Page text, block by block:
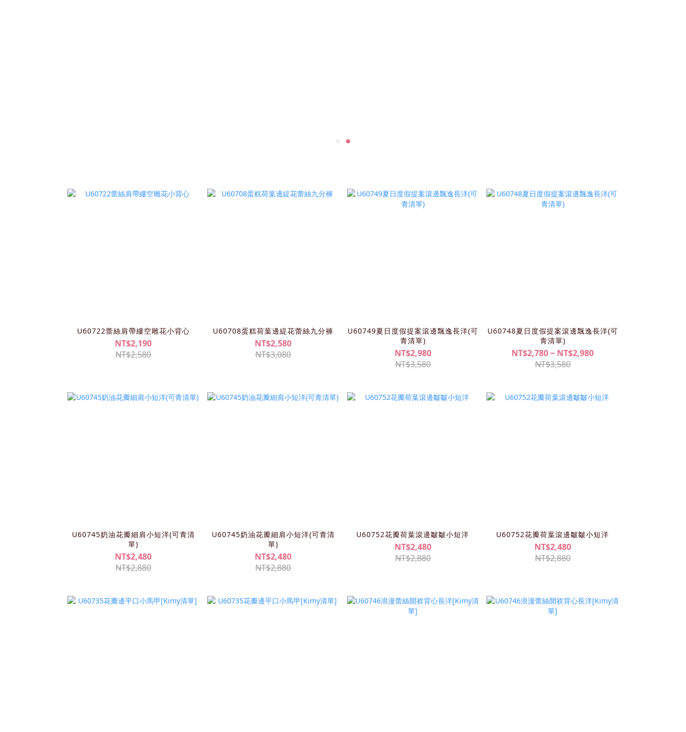
U60722蕾絲肩帶縷空雕花小背心
NT$2,190
NT$2,580
U60708蛋糕荷葉邊緹花蕾絲九分褲
NT$2,580
NT$3,080
U60749夏日度假提案滾邊飄逸長洋(可
青清單)
NT$2,980
NT$3,580
U60748夏日度假提案滾邊飄逸長洋(可
青清單)
NT$2,780 ~ NT$2,980
NT$3,580
U60745奶油花瓣細肩小短洋(可青清
單)
NT$2,480
NT$2,880
U60745奶油花瓣細肩小短洋(可青清
單)
NT$2,480
NT$2,880
U60752花瓣荷葉滾邊皺皺小短洋
NT$2,480
NT$2,880
U60752花瓣荷葉滾邊皺皺小短洋
NT$2,480
NT$2,880